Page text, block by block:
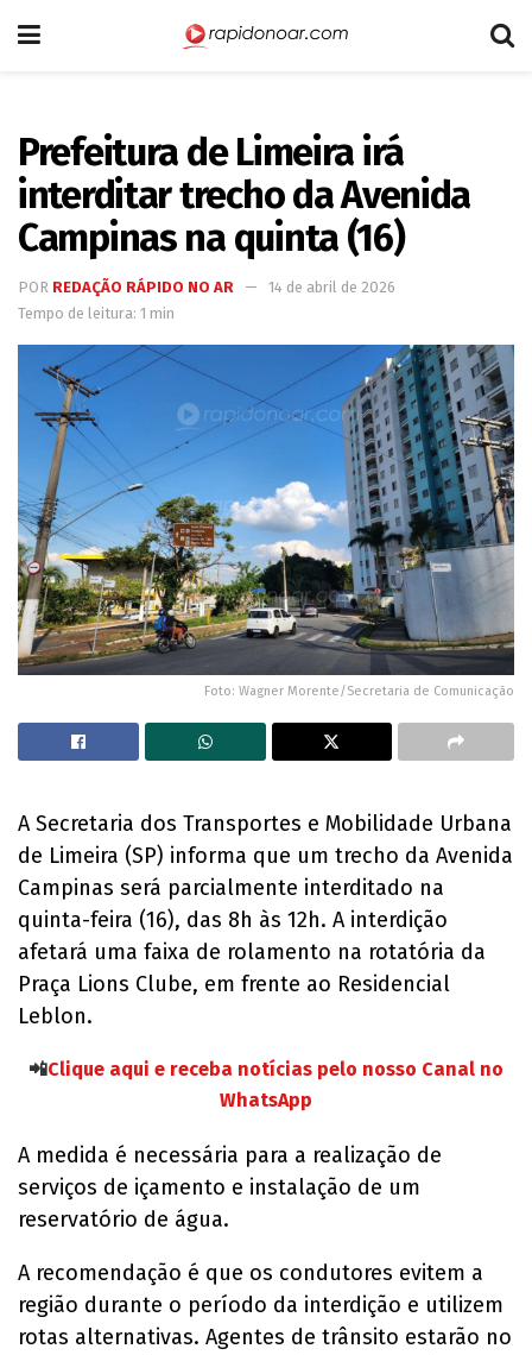
Prefeitura de Limeira irá
interditar trecho da Avenida
Campinas na quinta (16)
POR REDAÇÃO RÁPIDO NO AR
14 de abril de 2026
Tempo de leitura: 1 min
Foto: Wagner Morente/Secretaria de Comunicação
A Secretaria dos Transportes e Mobilidade Urbana
de Limeira (SP) informa que um trecho da Avenida
Campinas será parcialmente interditado na
quinta-feira (16), das 8h às 12h. A interdição
afetará uma faixa de rolamento na rotatória da
Praça Lions Clube, em frente ao Residencial
Leblon.
📲Clique aqui e receba notícias pelo nosso Canal no
WhatsApp
A medida é necessária para a realização de
serviços de içamento e instalação de um
reservatório de água.
A recomendação é que os condutores evitem a
região durante o período da interdição e utilizem
rotas alternativas. Agentes de trânsito estarão no